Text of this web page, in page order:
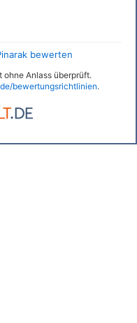
bewerten
Anlass überprüft.
bewertungsrichtlinien.